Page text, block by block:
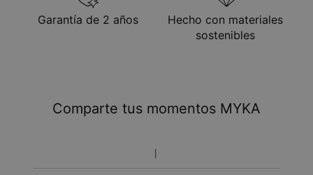
Garantía de 2 años
Hecho con materiales
sostenibles
Comparte tus momentos MYKA